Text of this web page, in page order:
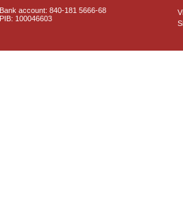
Bank account: 840-181 5666-68
PIB: 100046603